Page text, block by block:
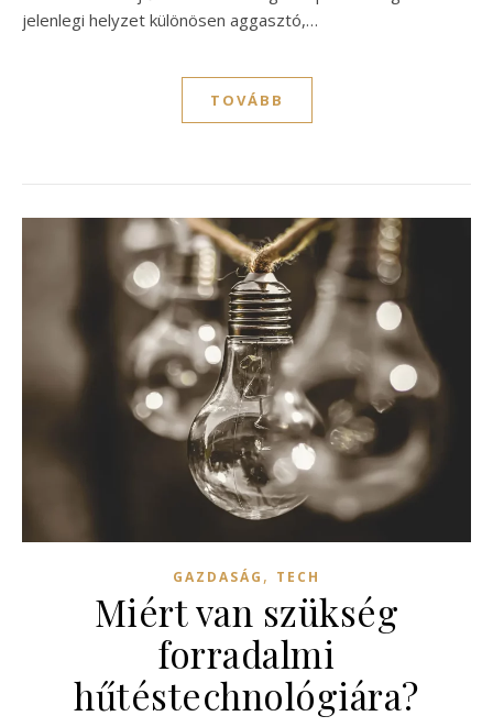
jelenlegi helyzet különösen aggasztó,…
TOVÁBB
GAZDASÁG , TECH
Miért van szükség
forradalmi
hűtéstechnológiára?